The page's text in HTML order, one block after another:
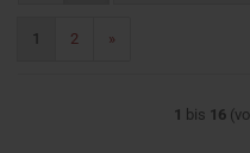
1 2 »
1 bis 16